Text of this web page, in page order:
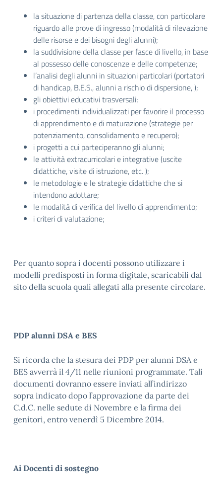
la situazione di partenza della classe, con particolare
riguardo alle prove di ingresso (modalità di rilevazione
delle risorse e dei bisogni degli alunni);
la suddivisione della classe per fasce di livello, in base
al possesso delle conoscenze e delle competenze;
l’analisi degli alunni in situazioni particolari (portatori
di handicap, B.E.S., alunni a rischio di dispersione, );
gli obiettivi educativi trasversali;
i procedimenti individualizzati per favorire il processo
di apprendimento e di maturazione (strategie per
potenziamento, consolidamento e recupero);
i progetti a cui parteciperanno gli alunni;
le attività extracurricolari e integrative (uscite
didattiche, visite di istruzione, etc. );
le metodologie e le strategie didattiche che si
intendono adottare;
le modalità di verifica del livello di apprendimento;
i criteri di valutazione;
Per quanto sopra i docenti possono utilizzare i
modelli predisposti in forma digitale, scaricabili dal
sito della scuola quali allegati alla presente circolare.
PDP alunni DSA e BES
Si ricorda che la stesura dei PDP per alunni DSA e
BES avverrà il 4/11 nelle riunioni programmate. Tali
documenti dovranno essere inviati all’indirizzo
sopra indicato dopo l’approvazione da parte dei
C.d.C. nelle sedute di Novembre e la firma dei
genitori, entro venerdì 5 Dicembre 2014.
Ai Docenti di sostegno